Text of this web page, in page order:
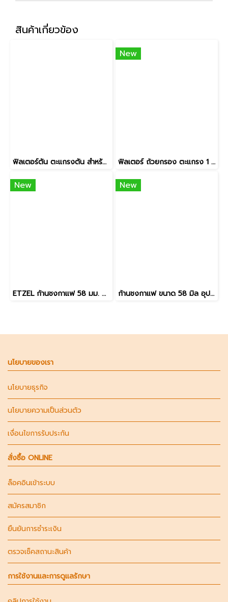
สินค้าเกี่ยวข้อง
ฟิลเตอร์ตัน ตะแกรงตัน สำหรับล้างหัวชงเครื่องชงกาแฟ ขนาด 51mm / 58mm อะไหล่เครื่องชงกาแฟ
New
ฟิลเตอร์ ถ้วยกรอง ตะแกรง 1 ช็อต 2 ช็อต l Single wall filter basket 1 shot 2 shot อุปกรณ์ตรงรุ่น SN6570
New
ETZEL ก้านชงกาแฟ 58 มม. ตรงรุ่น SN6570 / SN6505G แบบใหม่ ก้านชงเปล่า Portafilter 58mm สแตนเลสแท้
New
ก้านชงกาแฟ ขนาด 58 มิล อุปกรณ์ตรงรุ่น SN603 **ราคาเฉพาะก้านชง**
นโยบายของเรา
นโยบายธุรกิจ
นโยบายความเป็นส่วนตัว
เงื่อนไขการรับประกัน
สั่งซื้อ ONLINE
ล็อคอินเข้าระบบ
สมัครสมาชิก
ยืนยันการชำระเงิน
ตรวจเช็คสถานะสินค้า
การใช้งานและการดูแลรักษา